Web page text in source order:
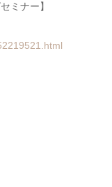
ミナー】